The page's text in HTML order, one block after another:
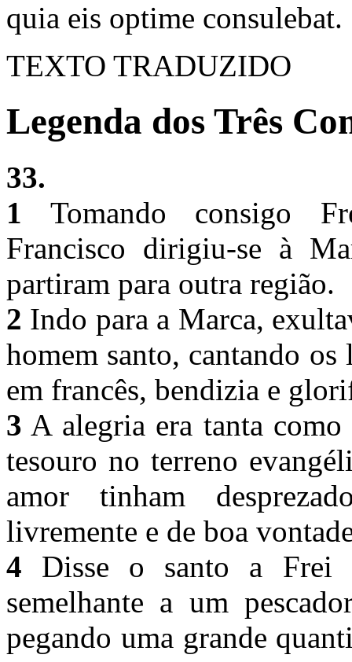
quia eis optime consulebat.
TEXTO TRADUZIDO
Legenda dos Três
33.
1 Tomando consigo
Francisco dirigiu-se à
partiram para outra região.
2 Indo para a Marca,
homem santo, cantando
em francês, bendizia e
3 A alegria era tanta
tesouro no terreno
amor tinham
livremente e de boa
4 Disse o santo a Frei
semelhante a um
pegando uma grande